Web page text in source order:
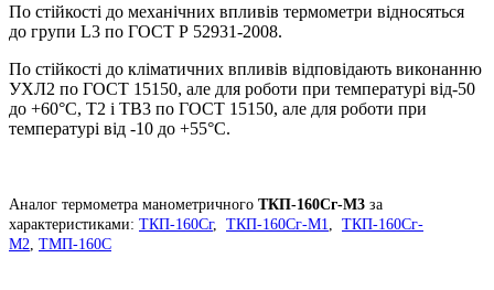
По стійкості до механічних впливів термометри відносяться
до групи L3 по ГОСТ Р 52931-2008.
По стійкості до кліматичних впливів відповідають виконанню
УХЛ2 по ГОСТ 15150, але для роботи при температурі від-50
до +60°C, Т2 і ТВ3 по ГОСТ 15150, але для роботи при
температурі від -10 до +55°C.
Аналог термометра манометричного ТКП-160Сг-М3 за
характеристиками: ТКП-160Сг, ТКП-160Сг-М1
ТКП-160Сг-
М2 ТМП-160С